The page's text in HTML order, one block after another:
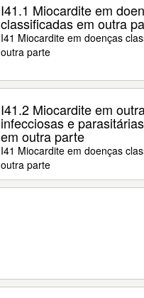
I41.1 Miocardite em
classificadas em outra
I41 Miocardite em doenças
outra parte
I41.2 Miocardite em
infecciosas e
em outra parte
I41 Miocardite em doenças
outra parte